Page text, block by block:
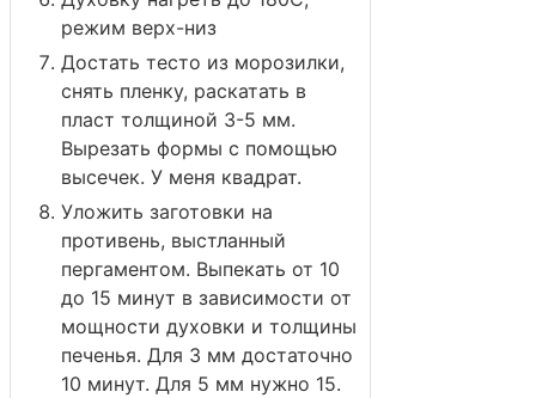
режим верх-низ
Достать тесто из морозилки,
снять пленку, раскатать в
пласт толщиной 3-5 мм.
Вырезать формы с помощью
высечек. У меня квадрат.
Уложить заготовки на
противень, выстланный
пергаментом. Выпекать от 10
до 15 минут в зависимости от
мощности духовки и толщины
печенья. Для 3 мм достаточно
10 минут. Для 5 мм нужно 15.